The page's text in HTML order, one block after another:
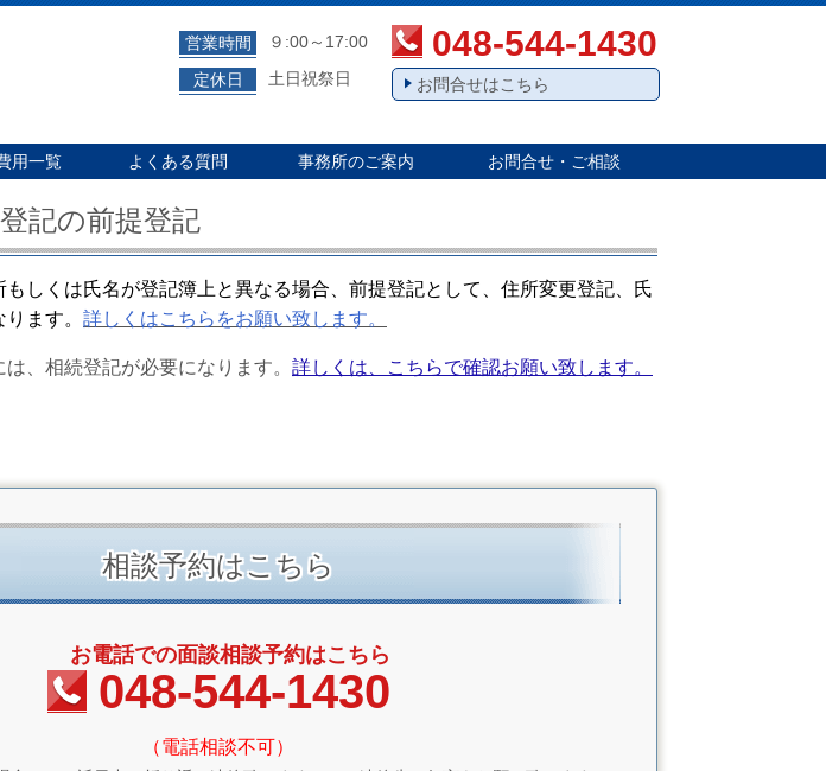
営業時間
９:00～17:00
定休日
土日祝祭日
048-544-1430
お問合せはこちら
用一覧 よくある質問 事務所のご案内 お問合せ・ご相談
記の前提登記
もしくは氏名が登記簿上と異なる場合、前提登記として、住所変更登記、氏
ます。 詳しくはこちらをお願い致します。
、相続登記が必要になります。 詳しくは、こちらで確認お願い致します。
相談予約はこちら
お電話での面談相談予約はこちら
048-544-1430
（電話相談不可）